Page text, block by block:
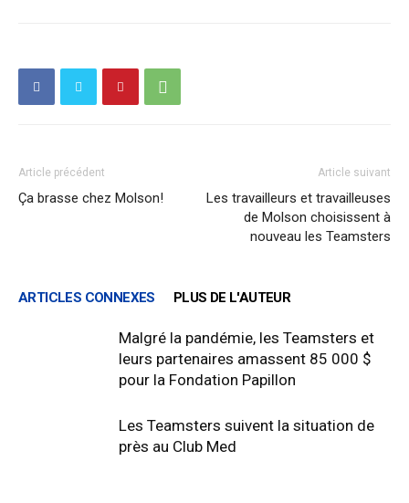
Article précédent
Ça brasse chez Molson!
Article suivant
Les travailleurs et travailleuses
de Molson choisissent à
nouveau les Teamsters
ARTICLES CONNEXES PLUS DE L'AUTEUR
Malgré la pandémie, les Teamsters et
leurs partenaires amassent 85 000 $
pour la Fondation Papillon
Les Teamsters suivent la situation de
près au Club Med